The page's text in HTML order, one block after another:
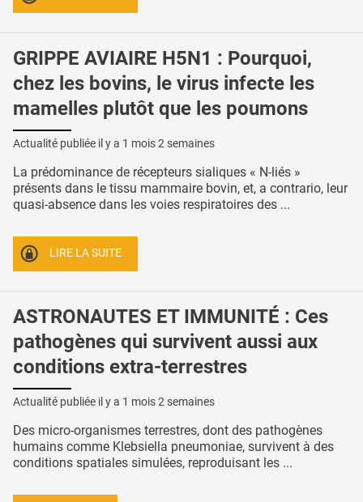
GRIPPE AVIAIRE H5N1 : Pourquoi,
chez les bovins, le virus infecte les
mamelles plutôt que les poumons
Actualité publiée il y a 1 mois 2 semaines
La prédominance de récepteurs sialiques « N-liés »
présents dans le tissu mammaire bovin, et, a contrario, leur
quasi-absence dans les voies respiratoires des ...
LIRE LA SUITE
ASTRONAUTES ET IMMUNITÉ : Ces
pathogènes qui survivent aussi aux
conditions extra-terrestres
Actualité publiée il y a 1 mois 2 semaines
Des micro-organismes terrestres, dont des pathogènes
humains comme Klebsiella pneumoniae, survivent à des
conditions spatiales simulées, reproduisant les ...